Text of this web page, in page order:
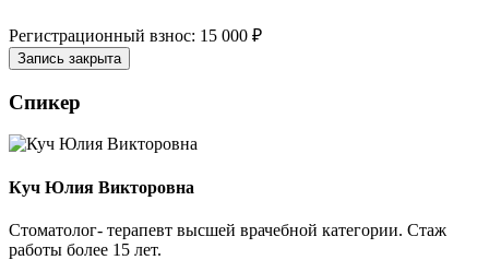
Регистрационный взнос: 15 000 ₽
Запись закрыта
Спикер
Куч Юлия Викторовна
Стоматолог- терапевт высшей врачебной категории. Стаж
работы более 15 лет.